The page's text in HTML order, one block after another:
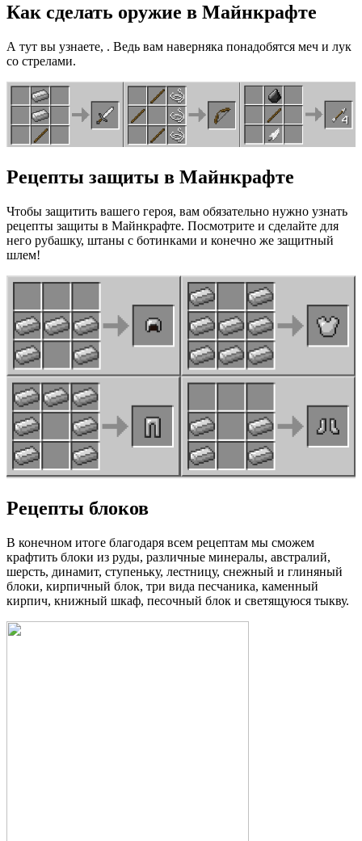
Как сделать оружие в Майнкрафте
А тут вы узнаете, . Ведь вам наверняка понадобятся меч и лук
со стрелами.
Рецепты защиты в Майнкрафте
Чтобы защитить вашего героя, вам обязательно нужно узнать
рецепты защиты в Майнкрафте. Посмотрите и сделайте для
него рубашку, штаны с ботинками и конечно же защитный
шлем!
Рецепты блоков
В конечном итоге благодаря всем рецептам мы сможем
крафтить блоки из руды, различные минералы, австралий,
шерсть, динамит, ступеньку, лестницу, снежный и глиняный
блоки, кирпичный блок, три вида песчаника, каменный
кирпич, книжный шкаф, песочный блок и светящуюся тыкву.